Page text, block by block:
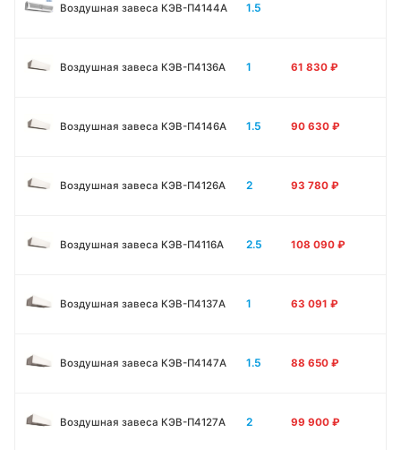
Воздушная завеса КЭВ-П4144A 1.5
Воздушная завеса КЭВ-П4136A 1 61 830 ₽
Воздушная завеса КЭВ-П4146A 1.5 90 630 ₽
Воздушная завеса КЭВ-П4126A 2 93 780 ₽
Воздушная завеса КЭВ-П4116A 2.5 108 090 ₽
Воздушная завеса КЭВ-П4137A 1 63 091 ₽
Воздушная завеса КЭВ-П4147A 1.5 88 650 ₽
Воздушная завеса КЭВ-П4127A 2 99 900 ₽